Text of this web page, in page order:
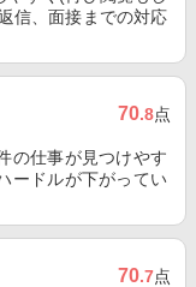
信、面接までの対応
70.8点
の仕事が見つけやす
ードルが下がってい
70.7点